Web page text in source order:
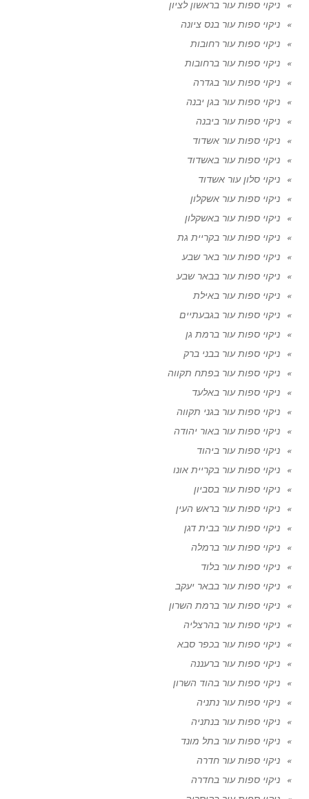
ניקוי ספות עור בראשון לציון
ניקוי ספות עור בנס ציונה
ניקוי ספות עור רחובות
ניקוי ספות עור ברחובות
ניקוי ספות עור בגדרה
ניקוי ספות עור בגן יבנה
ניקוי ספות עור ביבנה
ניקוי ספות עור אשדוד
ניקוי ספות עור באשדוד
ניקוי סלון עור אשדוד
ניקוי ספות עור אשקלון
ניקוי ספות עור באשקלון
ניקוי ספות עור בקריית גת
ניקוי ספות עור באר שבע
ניקוי ספות עור בבאר שבע
ניקוי ספות עור באילת
ניקוי ספות עור בגבעתיים
ניקוי ספות עור ברמת גן
ניקוי ספות עור בבני ברק
ניקוי ספות עור בפתח תקווה
ניקוי ספות עור באלעד
ניקוי ספות עור בגני תקווה
ניקוי ספות עור באור יהודה
ניקוי ספות עור ביהוד
ניקוי ספות עור בקריית אונו
ניקוי ספות עור בסביון
ניקוי ספות עור בראש העין
ניקוי ספות עור בבית דגן
ניקוי ספות עור ברמלה
ניקוי ספות עור בלוד
ניקוי ספות עור בבאר יעקב
ניקוי ספות עור ברמת השרון
ניקוי ספות עור בהרצליה
ניקוי ספות עור בכפר סבא
ניקוי ספות עור ברעננה
ניקוי ספות עור בהוד השרון
ניקוי ספות עור נתניה
ניקוי ספות עור בנתניה
ניקוי ספות עור בתל מונד
ניקוי ספות עור חדרה
ניקוי ספות עור בחדרה